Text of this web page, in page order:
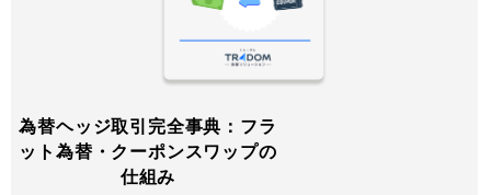
為替ヘッジ取引完全事典：フラ
ット為替・クーポンスワップの
仕組み